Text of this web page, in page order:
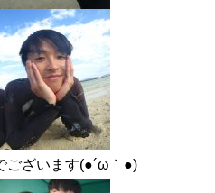
ございます(●´ω｀●)